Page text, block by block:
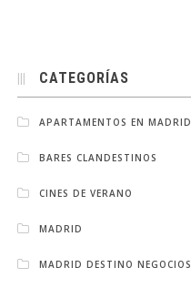
CATEGORÍAS
APARTAMENTOS EN MADRID
BARES CLANDESTINOS
CINES DE VERANO
MADRID
MADRID DESTINO NEGOCIOS